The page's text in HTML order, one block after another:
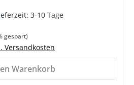
3-10 Tage
gespart)
Versandkosten
Warenkorb